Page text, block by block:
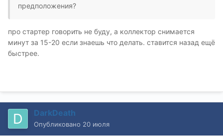
предположения?
про стартер говорить не буду, а коллектор снимается
минут за 15-20 если знаешь что делать. ставится назад ещё
быстрее.
DarkDeath
Опубликовано 20 июля